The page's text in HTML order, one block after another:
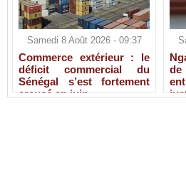
Samedi 8 Août 2026 - 09:37
Commerce extérieur : le
déficit commercial du
Sénégal s’est fortement
creusé en juin